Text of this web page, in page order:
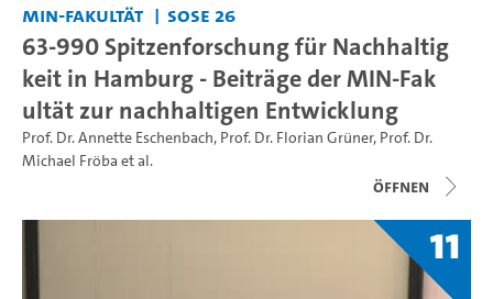
MIN-Fakultät SoSe 26
63-990 Spitzenforschung für Nachhaltig
keit in Hamburg - Beiträge der MIN-Fak
ultät zur nachhaltigen Entwicklung
Prof. Dr. Annette Eschenbach, Prof. Dr. Florian Grüner, Prof. Dr.
Michael Fröba et al.
Öffnen
11